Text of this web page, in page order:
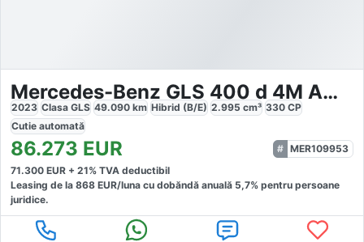
Mercedes-Benz GLS 400 d 4M AMG Line 7 locuri pano
2023 Clasa GLS 49.090 km Hibrid (B/E) 2.995 cm³ 330 CP
Cutie automată
86.273 EUR
MER109953
71.300 EUR + 21% TVA deductibil
Leasing de la 868 EUR/luna cu dobăndă anuală 5,7% pentru persoane
juridice.